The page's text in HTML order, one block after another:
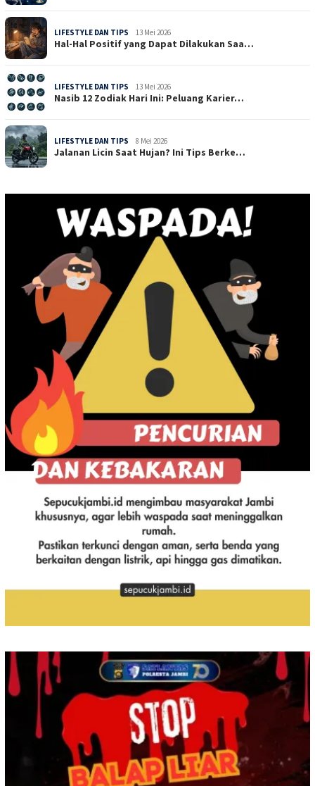
LIFESTYLE DAN TIPS 13 Mei 2026
Hal-Hal Positif yang Dapat Dilakukan Saa…
LIFESTYLE DAN TIPS 13 Mei 2026
Nasib 12 Zodiak Hari Ini: Peluang Karier…
LIFESTYLE DAN TIPS 8 Mei 2026
Jalanan Licin Saat Hujan? Ini Tips Berke…